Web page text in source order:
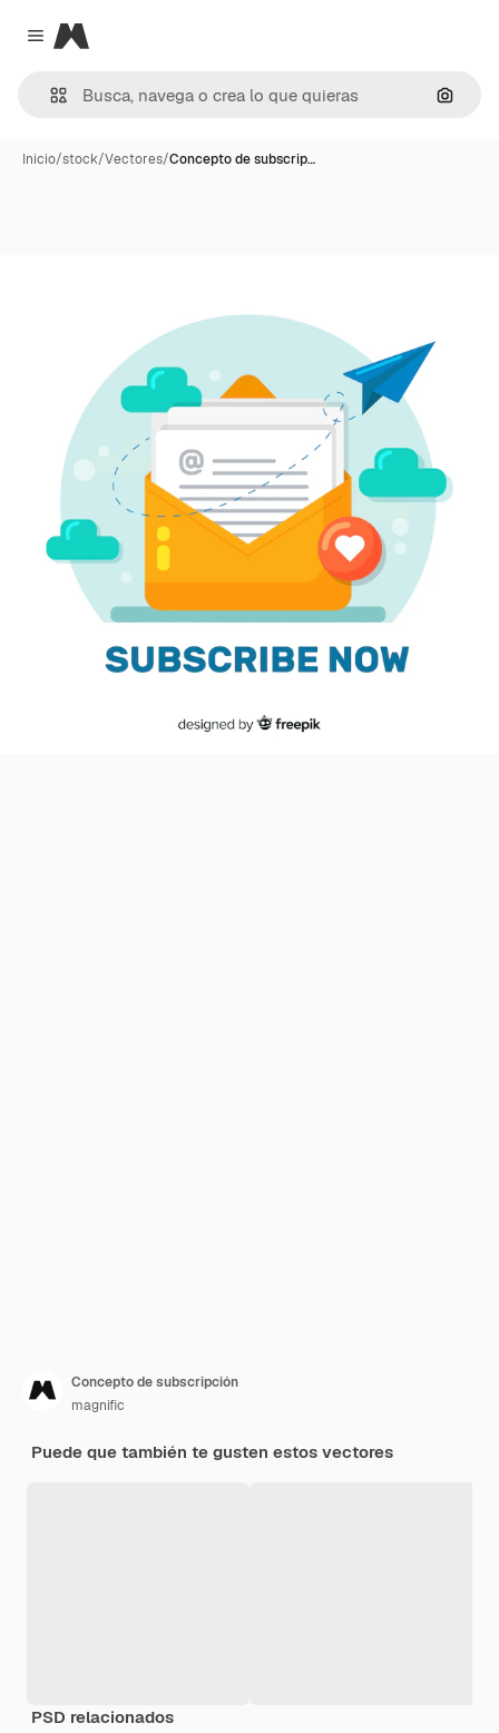
Close menu
Magnific
Inicio/stock/Vectores/Concepto de subscrip…
Concepto de subscripción
magnific
Puede que también te gusten estos vectores
PSD relacionados